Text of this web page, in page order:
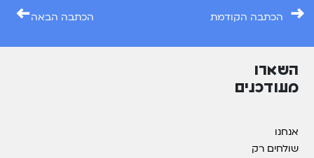
→ הכתבה הקודמת הכתבה הבאה←
השארו
מעודכנים
אנחנו
שולחים רק